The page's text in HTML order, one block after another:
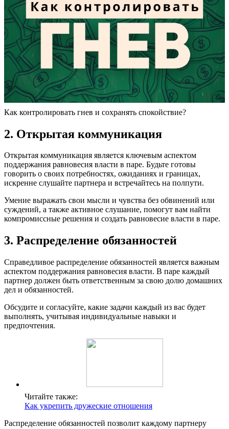
Как контролировать гнев и сохранять спокойствие?
2. Открытая коммуникация
Открытая коммуникация является ключевым аспектом
поддержания равновесия власти в паре. Будьте готовы
говорить о своих потребностях, ожиданиях и границах,
искренне слушайте партнера и встречайтесь на полпути.
Умение выражать свои мысли и чувства без обвинений или
суждений, а также активное слушание, помогут вам найти
компромиссные решения и создать равновесие власти в паре.
3. Распределение обязанностей
Справедливое распределение обязанностей является важным
аспектом поддержания равновесия власти. В паре каждый
партнер должен быть ответственным за свою долю домашних
дел и обязанностей.
Обсудите и согласуйте, какие задачи каждый из вас будет
выполнять, учитывая индивидуальные навыки и
предпочтения.
Читайте также:
Как укрепить дружеские отношения
Распределение обязанностей позволит каждому партнеру